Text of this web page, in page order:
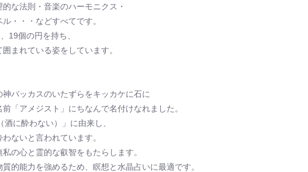
な法則・音楽のハーモニクス・
・・・などすべてです。
19個の円を持ち、
まれている姿をしています。
バッカスのいたずらをキッカケに石に
「アメジスト」にちなんで名付けなれました。
に酔わない）」に由来し、
ないと言われています。
の心と霊的な叡智をもたらします。
的能力を強めるため、瞑想と水晶占いに最適です。